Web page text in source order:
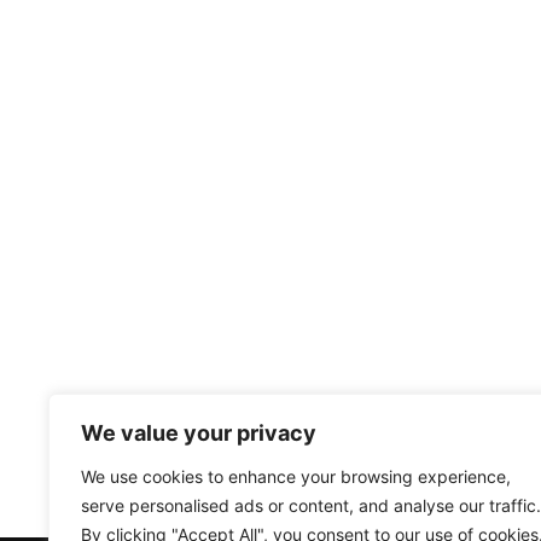
We value your privacy
We use cookies to enhance your browsing experience,
serve personalised ads or content, and analyse our traffic.
By clicking "Accept All", you consent to our use of